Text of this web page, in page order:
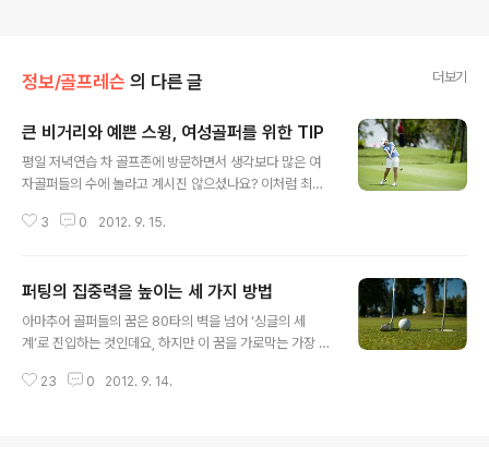
정보/골프레슨 의 다른 글 더보기
큰 비거리와 예쁜 스윙, 여성골퍼를 위한 TIP
평일 저녁연습 차 골프존에 방문하면서 생각보다 많은 여
자골퍼들의 수에 놀라고 계시진 않으셨나요? 이처럼 최근
기라도 하는 듯 많은 골프장들이 여성 고객을 확보하기위
만 아니라 외국리그와는 다르게 우리 나라는 남성골프리그
보다 여성골프리그의 인기가 더 좋은데요, 여자골퍼의 경
기가 있는 날에 구름 떼를 형성한 삼촌 팬들을 보면 아마 실
퍼들의 짧은 비거리와 실력차이로 남성 골퍼들과 라운드
3 0 2012. 9. 15.
퍼팅의 집중력을 높이는 세 가지 방법
아마추어 골퍼들의 꿈은 80타의 벽을 넘어 ‘싱글의 세
계’로 진입하는 것인데요, 하지만 이 꿈을 가로막는 가장 큰
ㅠ 퍼팅은 비단 아마추어 골퍼뿐만 아니라 프로들에게도
23 0 2012. 9. 14.